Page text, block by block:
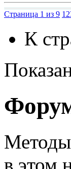
Страница 1 из 9 1 2
К